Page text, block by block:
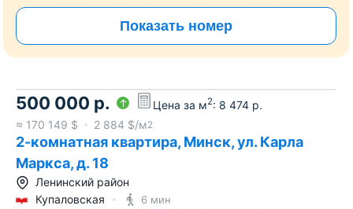
Показать номер
500 000 р. Цена за м2: 8 474 р.
≈ 170 149 $ 2 884 $/м2
2-комнатная квартира, Минск, ул. Карла
Маркса, д. 18
Ленинский район
Купаловская
6 мин